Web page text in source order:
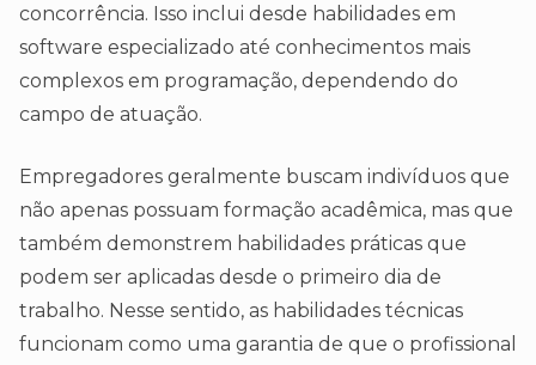
concorrência. Isso inclui desde habilidades em
software especializado até conhecimentos mais
complexos em programação, dependendo do
campo de atuação.
Empregadores geralmente buscam indivíduos que
não apenas possuam formação acadêmica, mas que
também demonstrem habilidades práticas que
podem ser aplicadas desde o primeiro dia de
trabalho. Nesse sentido, as habilidades técnicas
funcionam como uma garantia de que o profissional